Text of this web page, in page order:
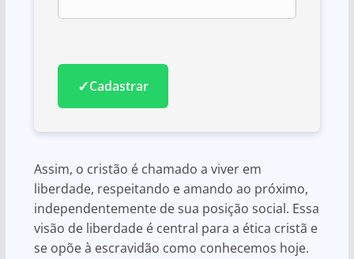
✓Cadastrar
Assim, o cristão é chamado a viver em
liberdade, respeitando e amando ao próximo,
independentemente de sua posição social. Essa
visão de liberdade é central para a ética cristã e
se opõe à escravidão como conhecemos hoje.